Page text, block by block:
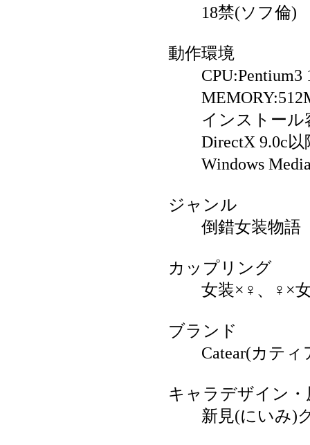
18禁(ソフ倫)
動作環境
CPU:Pentium3
インストール
DirectX 9.0c以
Windows Media
ジャンル
倒錯女装物語
カップリング
女装×♀、♀×女
ブランド
Catear(カティ
キャラデザイン・
新見(にいみ)